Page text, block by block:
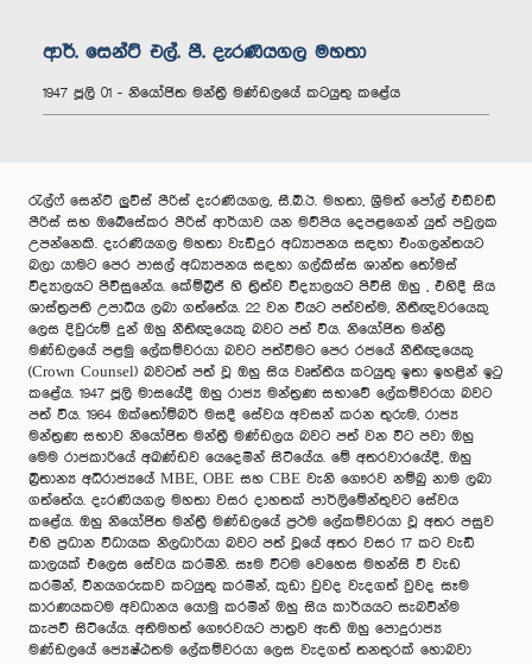
ආර්. සෙන්ට් එල්. පී. දැරණියගල මහතා
1947 ජූලි 01 - නි‌යෝජිත මන්ත්‍රී මණ්‌ඩල‌යේ කටයුතු ක‌ළේය
රැල්ෆ් සෙන්ට් ලුවිස් පීරිස් දැරණියගල, සී.බී.ඊ. මහතා, ශ්‍රීමත් පෝල් එඩ්වඩ්
පීරිස් සහ ඔබේසේකර පීරිස් ආර්යාව යන මව්පිය දෙපළගෙන් යුත් පවුලක
උපන්නෙකි. දැරණියගල මහතා වැඩිදුර අධ්‍යාපනය සඳහා එංගලන්තයට
බලා යාමට පෙර පාසල් අධ්‍යාපනය සඳහා ගල්කිස්ස ශාන්ත තෝමස්
විද්‍යාලයට පිවිසුනේය. කේම්බ්‍රිජ් හි ත්‍රිත්ව විද්‍යාලයට පිවිසි ඔහු , එහිදී සිය
ශාස්ත්‍රපති උපාධිය ලබා ගත්තේය. 22 වන වියට පත්වත්ම, නීතීඥවරයෙකු
ලෙස දිවුරුම් දුන් ඔහු නීතිඥයෙකු බවට පත් විය. නියෝජිත මන්ත්‍රී
මණ්ඩලයේ පළමු ලේකම්වරයා බවට පත්වීමට පෙර රජයේ නීතීඥයෙකු
(Crown Counsel) බවටත් පත් වූ ඔහු සිය වෘත්තීය කටයුතු ඉතා ඉහළින් ඉටු
කළේය. 1947 ජූලි මාසයේදී ඔහු රාජ්‍ය මන්ත්‍රණ සභාවේ ලේකම්වරයා බවට
පත් විය. 1964 ඔක්තෝම්බර් මසදී සේවය අවසන් කරන තුරුම, රාජ්‍ය
මන්ත්‍රණ සභාව නියෝජිත මන්ත්‍රී මණ්ඩලය බවට පත් වන විට පවා ඔහු
මෙම රාජකාරියේ අඛණ්ඩව යෙදෙමින් සිටියේය. මේ අතරවාරයේදී, ඔහු
බ්‍රිතාන්‍ය අධිරාජ්‍යයේ MBE, OBE සහ CBE වැනි ගෞරව නම්බු නාම ලබා
ගත්තේය. දැරණියගල මහතා වසර දාහතක් පාර්ලිමේන්තුවට සේවය
කළේය. ඔහු නියෝජිත මන්ත්‍රී මණ්ඩලයේ ප්‍රථම ලේකම්වරයා වූ අතර පසුව
එහි ප්‍රධාන විධායක නිලධාරියා බවට පත් වූයේ අතර වසර 17 කට වැඩි
කාලයක් එලෙස සේවය කරමිනි. සෑම විටම වෙහෙස මහන්සි වී වැඩ
කරමින්, විනයගරුකව කටයුතු කරමින්, කුඩා වුවද වැදගත් වුවද සෑම
කාරණයකටම අවධානය යොමු කරමින් ඔහු සිය කාර්යයට සැබවින්ම
කැපවී සිටියේය. අතිමහත් ගෞරවයට පාත්‍රව ඇති ඔහු පොදුරාජ්‍ය
මණ්ඩලයේ ජ්‍යෙෂ්ඨතම ලේකම්වරයා ලෙස වැදගත් තනතුරක් හොබවා